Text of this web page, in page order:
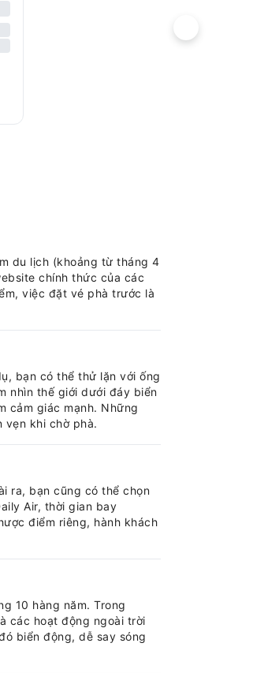
du lịch (khoảng từ tháng 4
chính thức của các
việc đặt vé phà trước là
bạn có thể thử lặn với ống
nhìn thế giới dưới đáy biển
cảm giác mạnh. Những
vẹn khi chờ phà.
ra, bạn cũng có thể chọn
Air, thời gian bay
điểm riêng, hành khách
10 hàng năm. Trong
các hoạt động ngoài trời
biển động, dễ say sóng